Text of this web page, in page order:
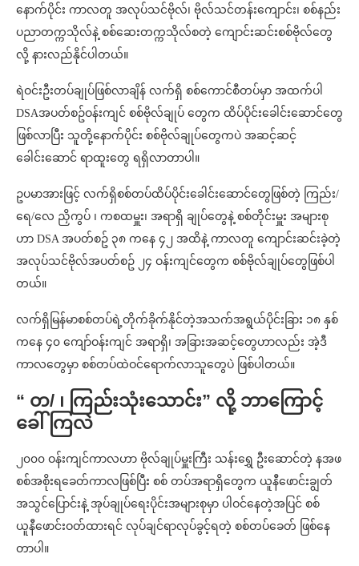
နောက်ပိုင်း ကာလတူ အလုပ်သင်ဗိုလ်၊ ဗိုလ်သင်တန်းကျောင်း၊ စစ်နည်း
ပညာတက္ကသိုလ်နဲ့ စစ်ဆေးတက္ကသိုလ်စတဲ့ ကျောင်းဆင်းစစ်ဗိုလ်တွေ
လို့ နားလည်နိုင်ပါတယ်။
ရဲဝင်းဦးတပ်ချုပ်ဖြစ်လာချိန် လက်ရှိ စစ်ကောင်စီတပ်မှာ အထက်ပါ
DSAအပတ်စဥ်ဝန်းကျင် စစ်ဗိုလ်ချုပ် တွေက ထိပ်ပိုင်းခေါင်းဆောင်တွေ
ဖြစ်လာပြီး သူတို့နောက်ပိုင်း စစ်ဗိုလ်ချုပ်တွေကပဲ အဆင့်ဆင့်
ခေါင်းဆောင် ရာထူးတွေ ရရှိလာတာပါ။
ဥပမာအားဖြင့် လက်ရှိစစ်တပ်ထိပ်ပိုင်းခေါင်းဆောင်တွေဖြစ်တဲ့ ကြည်း/
ရေ/လေ ညှိကွပ် ၊ ကစထမှူး၊ အရာရှိ ချုပ်တွေနဲ့ စစ်တိုင်းမှူး အများစု
ဟာ DSA အပတ်စဥ် ၃၈ ကနေ ၄၂ အထိနဲ့ ကာလတူ ကျောင်းဆင်းခဲ့တဲ့
အလုပ်သင်ဗိုလ်အပတ်စဥ် ၂၄ ဝန်းကျင်တွေက စစ်ဗိုလ်ချုပ်တွေဖြစ်ပါ
တယ်။
လက်ရှိမြန်မာစစ်တပ်ရဲ့တိုက်ခိုက်နိုင်တဲ့အသက်အရွယ်ပိုင်းခြား ၁၈ နှစ်
ကနေ ၄၀ ကျော်ဝန်းကျင် အရာရှိ၊ အခြားအဆင့်တွေဟာလည်း အဲ့ဒီ
ကာလတွေမှာ စစ်တပ်ထဲဝင်ရောက်လာသူတွေပဲ ဖြစ်ပါတယ်။
“ တ/ ၊ ကြည်းသုံးသောင်း” လို့ ဘာကြောင့်
ခေါ်ကြလဲ
၂၀၀၀ ဝန်းကျင်ကာလဟာ ဗိုလ်ချုပ်မှူးကြီး သန်းရွှေ ဦးဆောင်တဲ့ နအဖ
စစ်အစိုးရခေတ်ကာလဖြစ်ပြီး စစ် တပ်အရာရှိတွေက ယူနီဖောင်းချွတ်
အသွင်ပြောင်းနဲ့ အုပ်ချုပ်ရေးပိုင်းအများစုမှာ ပါဝင်နေတဲ့အပြင် စစ်
ယူနီဖောင်းဝတ်ထားရင် လုပ်ချင်ရာလုပ်ခွင့်ရတဲ့ စစ်တပ်ခေတ် ဖြစ်နေ
တာပါ။